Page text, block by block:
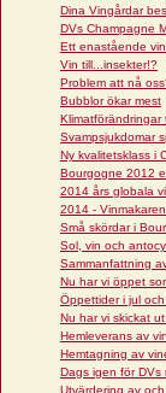
Dina Vingårdar
DVs Champagne
Ett enastående
Vin till...insekter!?
Problem att nå
Bubblor ökar mest
Svampsjukdomar
Ny kvalitetsklass i
Bourgogne 2012
2014 års globala
2014 -
Små skördar i
Sol, vin och
Sammanfattning
Nu har vi öppet
Öppettider i jul
Nu har vi skickat
Hemleverans av
Hemtagning av
Dags igen för DVs
Utvärdering av